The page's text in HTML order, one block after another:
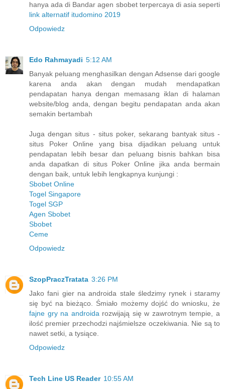
hanya ada di Bandar agen sbobet terpercaya di asia seperti
link alternatif itudomino 2019
Odpowiedz
Edo Rahmayadi 5:12 AM
Banyak peluang menghasilkan dengan Adsense dari google
karena anda akan dengan mudah mendapatkan
pendapatan hanya dengan memasang iklan di halaman
website/blog anda, dengan begitu pendapatan anda akan
semakin bertambah
Juga dengan situs - situs poker, sekarang bantyak situs -
situs Poker Online yang bisa dijadikan peluang untuk
pendapatan lebih besar dan peluang bisnis bahkan bisa
anda dapatkan di situs Poker Online jika anda bermain
dengan baik, untuk lebih lengkapnya kunjungi :
Sbobet Online
Togel Singapore
Togel SGP
Agen Sbobet
Sbobet
Ceme
Odpowiedz
SzopPraczTratata 3:26 PM
Jako fani gier na androida stale śledzimy rynek i staramy
się być na bieżąco. Śmiało możemy dojść do wniosku, że
fajne gry na androida rozwijają się w zawrotnym tempie, a
ilość premier przechodzi najśmielsze oczekiwania. Nie są to
nawet setki, a tysiące.
Odpowiedz
Tech Line US Reader 10:55 AM